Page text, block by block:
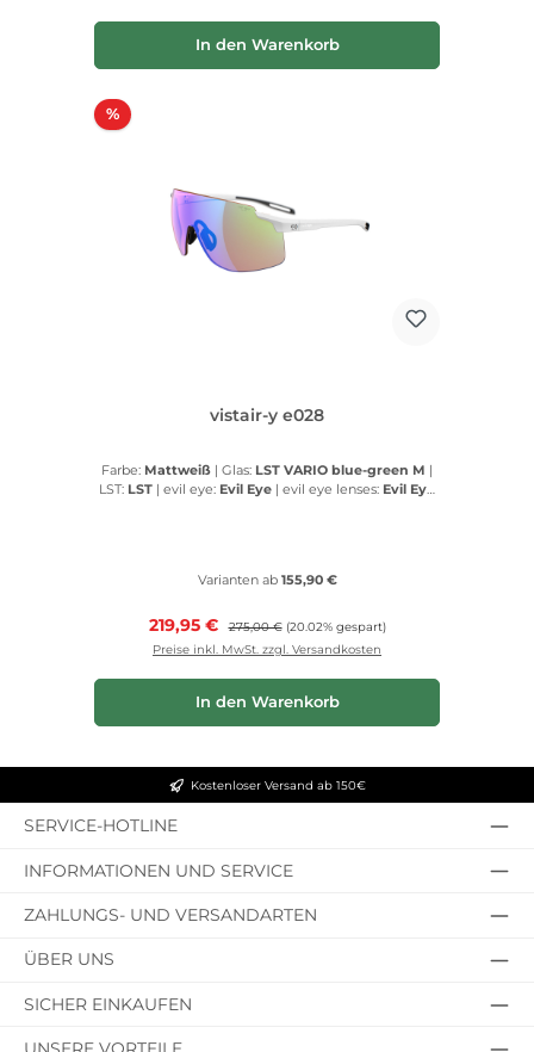
In den Warenkorb
%Rabatt
vistair-y e028
Farbe: Mattweiß | Glas: LST VARIO blue-green M |
LST: LST | evil eye: Evil Eye | evil eye lenses: Evil Eye
Varianten ab155,90 €
Verkaufspreis:
219,95 € Regulärer Preis:
275,00 € (20.02% gespart)
Preise inkl. MwSt. zzgl. Versandkosten
In den Warenkorb
Kostenloser Versand ab 150€
SERVICE-HOTLINE
INFORMATIONEN UND SERVICE
ZAHLUNGS- UND VERSANDARTEN
ÜBER UNS
SICHER EINKAUFEN